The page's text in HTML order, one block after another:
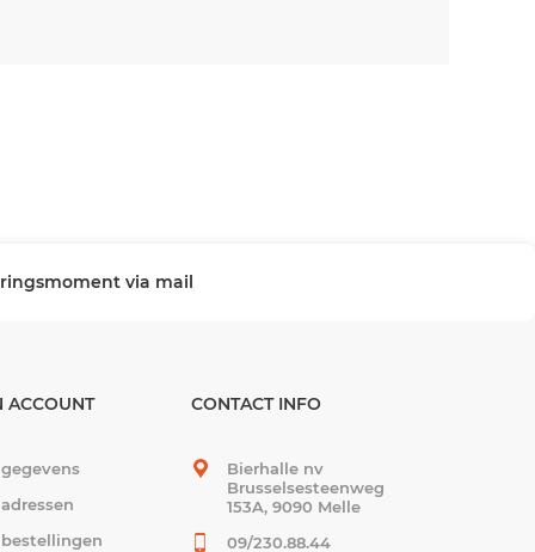
via mail
ACCOUNT CONTACT INFO
Bierhalle nv
Brusselsesteenweg
153A, 9090 Melle
09/230.88.44